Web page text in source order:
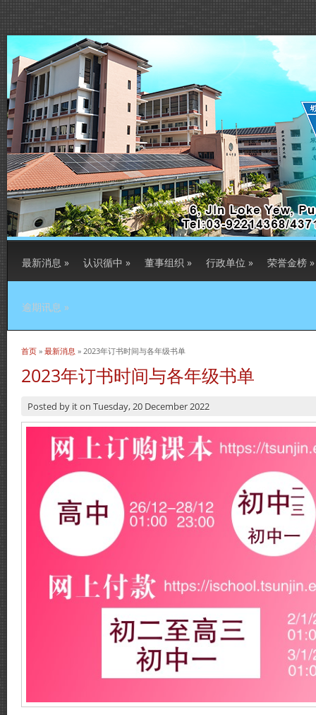
最新消息 » 认识循中 » 董事组织 » 行政单位 » 荣誉金榜 »
逾期讯息 »
当前位置
首页 » 最新消息 » 2023年订书时间与各年级书单
2023年订书时间与各年级书单
Posted by iton Tuesday, 20 December 2022